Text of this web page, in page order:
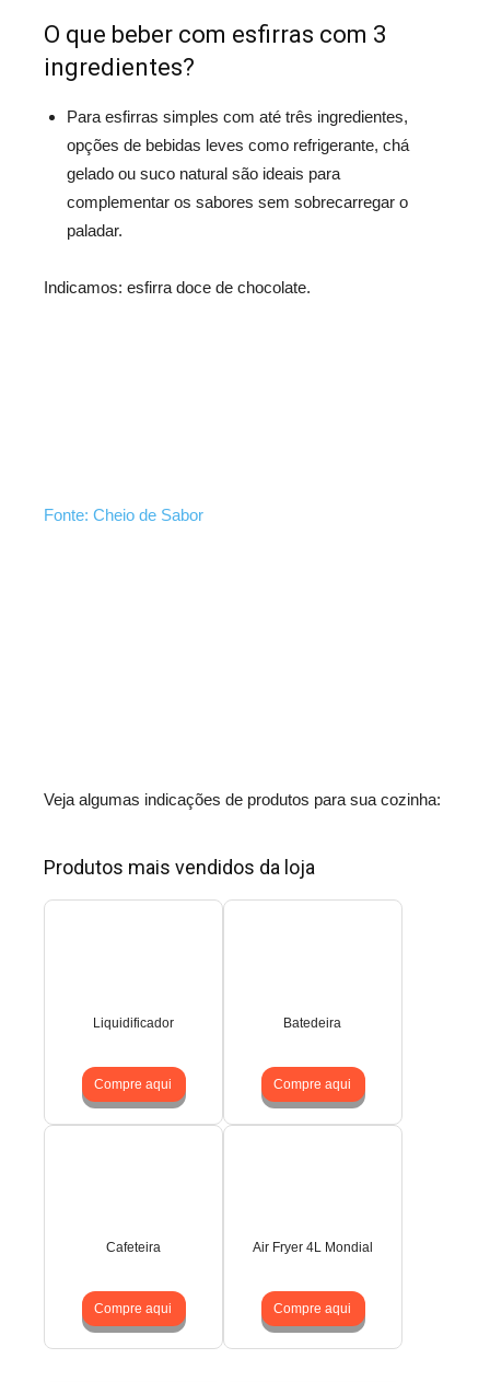
O que beber com esfirras com 3
ingredientes?
Para esfirras simples com até três ingredientes,
opções de bebidas leves como refrigerante, chá
gelado ou suco natural são ideais para
complementar os sabores sem sobrecarregar o
paladar.
Indicamos: esfirra doce de chocolate.
Fonte: Cheio de Sabor
Veja algumas indicações de produtos para sua cozinha:
Produtos mais vendidos da loja
Liquidificador
Compre aqui
Batedeira
Compre aqui
Cafeteira
Compre aqui
Air Fryer 4L Mondial
Compre aqui